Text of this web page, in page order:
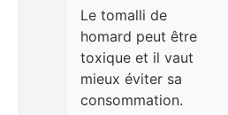
Le tomalli de
homard peut être
toxique et il vaut
mieux éviter sa
consommation.